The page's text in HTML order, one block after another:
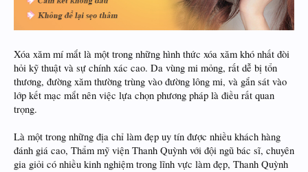
Xóa xăm mí mắt là một trong những hình thức xóa xăm khó nhất đòi
hỏi kỹ thuật và sự chính xác cao. Da vùng mi mỏng, rất dễ bị tổn
thương, đường xăm thường trùng vào đường lông mi, và gắn sát vào
lớp kết mạc mắt nên việc lựa chọn phương pháp là điều rất quan
trọng.
Là một trong những địa chỉ làm đẹp uy tín được nhiều khách hàng
đánh giá cao, Thẩm mỹ viện Thanh Quỳnh với đội ngũ bác sĩ, chuyên
gia giỏi có nhiều kinh nghiệm trong lĩnh vực làm đẹp, Thanh Quỳnh